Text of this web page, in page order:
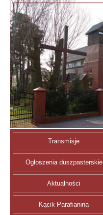
Transmisje
Ogłoszenia duszpasterskie
Aktualności
Kącik Parafianina